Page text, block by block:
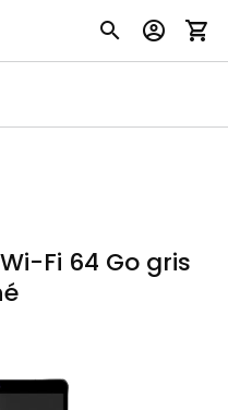
Fi 64 Go gris